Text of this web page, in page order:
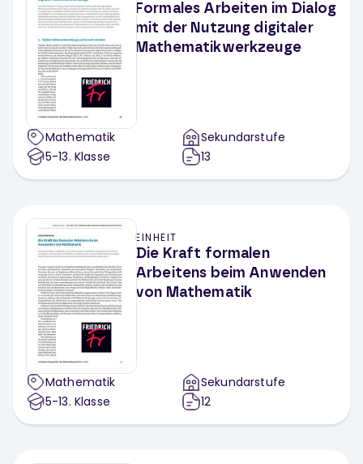
Formales Arbeiten im Dialog
mit der Nutzung digitaler
Mathematikwerkzeuge
Mathematik
5-13. Klasse
Sekundarstufe
13
EINHEIT
Die Kraft formalen
Arbeitens beim Anwenden
von Mathematik
Mathematik
5-13. Klasse
Sekundarstufe
12